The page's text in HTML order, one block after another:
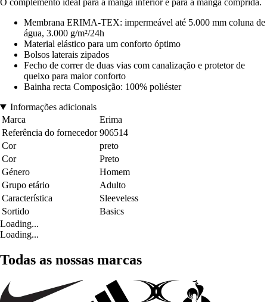
O complemento ideal para a manga inferior e para a manga comprida.
Membrana ERIMA-TEX: impermeável até 5.000 mm coluna de
água, 3.000 g/m²/24h
Material elástico para um conforto óptimo
Bolsos laterais zipados
Fecho de correr de duas vias com canalização e protetor de
queixo para maior conforto
Bainha recta Composição: 100% poliéster
Informações adicionais
Marca
Erima
Referência do fornecedor 906514
Cor
preto
Cor
Preto
Género
Homem
Grupo etário
Adulto
Característica
Sleeveless
Sortido
Basics
Loading...
Loading...
Todas as nossas marcas